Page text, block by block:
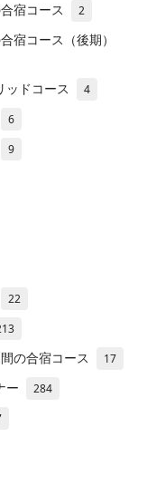
宿コース 2
宿コース（後期）
ッドコース 4
6
9
22
の合宿コース 17
ー 284